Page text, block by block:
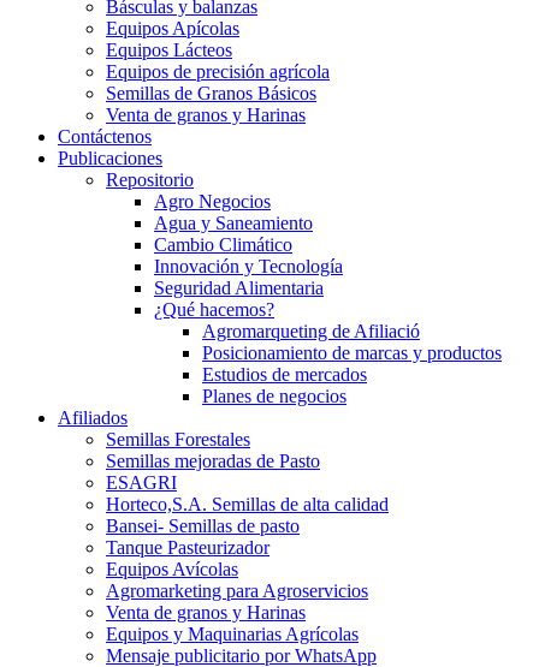
Básculas y balanzas
Equipos Apícolas
Equipos Lácteos
Equipos de precisión agrícola
Semillas de Granos Básicos
Venta de granos y Harinas
Contáctenos
Publicaciones
Repositorio
Agro Negocios
Agua y Saneamiento
Cambio Climático
Innovación y Tecnología
Seguridad Alimentaria
¿Qué hacemos?
Agromarqueting de Afiliació
Posicionamiento de marcas y productos
Estudios de mercados
Planes de negocios
Afiliados
Semillas Forestales
Semillas mejoradas de Pasto
ESAGRI
Horteco,S.A. Semillas de alta calidad
Bansei- Semillas de pasto
Tanque Pasteurizador
Equipos Avícolas
Agromarketing para Agroservicios
Venta de granos y Harinas
Equipos y Maquinarias Agrícolas
Mensaje publicitario por WhatsApp